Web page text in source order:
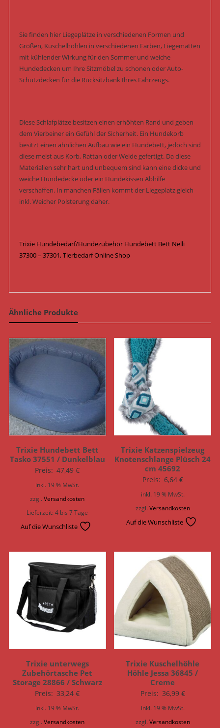
Sie finden hier Liegeplätze in verschiedenen Formen und
Größen, Kuschelhöhlen in verschiedenen Farben, Liegematten
mit kühlender Wirkung für den Sommer und weiche
Hundedecken um Ihre Sitzmöbel zu schonen oder Auto-
Schutzdecken für die Rücksitzbank Ihres Fahrzeugs.
Diese Schlafplätze besitzen einen erhöhten Rand und geben
dem Vierbeiner ein Gefühl der Sicherheit. Ein Hundekorb
besitzt einen ähnlichen Aufbau wie ein Hundebett, jedoch sind
diese meist aus Korb, Rattan oder Weide gefertigt. Da diese
Materialien sehr hart und unbequem sind kann eine dicke und
weiche Hundedecke oder ein Hundekissen Abhilfe
verschaffen. In manchen Fällen kommt der Liegeplatz gleich
inkl. Weicher Polsterung daher.
Trixie Hundebedarf/Hundezubehör Hundebett Bett Nelli
37300 – 37301, Tierbedarf Online Shop
Ähnliche Produkte
Trixie Hundebett Bett
Tasko 37551 / Dunkelblau
Preis: 47,49€
inkl. 19 % MwSt.
zzgl.Versandkosten
Lieferzeit:4 bis 7 Tage
Auf die Wunschliste
Trixie Katzenspielzeug
Knotenschlange Plüsch 24
cm 45692
Preis: 6,64 €
inkl. 19 % MwSt.
zzgl. Versandkosten
Auf die Wunschliste
Trixie unterwegs
Zubehörtasche Pet
Storage 28866 / Schwarz
Preis: 33,24€
inkl. 19 % MwSt.
zzgl.Versandkosten
Trixie Kuschelhöhle
Höhle Jessa 36845 /
Creme
Preis: 36,99 €
inkl. 19 % MwSt.
zzgl. Versandkosten